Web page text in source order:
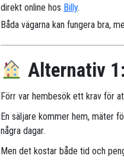
direkt online hos Billy.
Båda vägarna kan fungera bra,
Alternativ
Förr var hembesök ett krav för
En säljare kommer hem, mäter
några dagar.
Men det kostar både tid och